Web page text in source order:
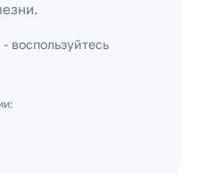
воспользуйтесь